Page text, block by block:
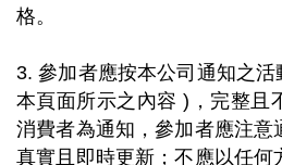
格。
3. 參加者應按本公司通知之
本頁面所示之內容 )，完整且
消費者為通知，參加者應注意
真實且即時更新；不應以任何